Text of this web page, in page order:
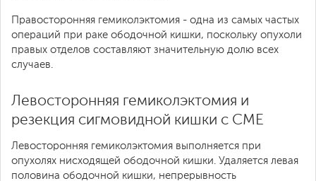
Правосторонняя гемиколэктомия - одна из самых частых
операций при раке ободочной кишки, поскольку опухоли
правых отделов составляют значительную долю всех
случаев.
Левосторонняя гемиколэктомия и
резекция сигмовидной кишки с CME
Левосторонняя гемиколэктомия выполняется при
опухолях нисходящей ободочной кишки. Удаляется левая
половина ободочной кишки, непрерывность